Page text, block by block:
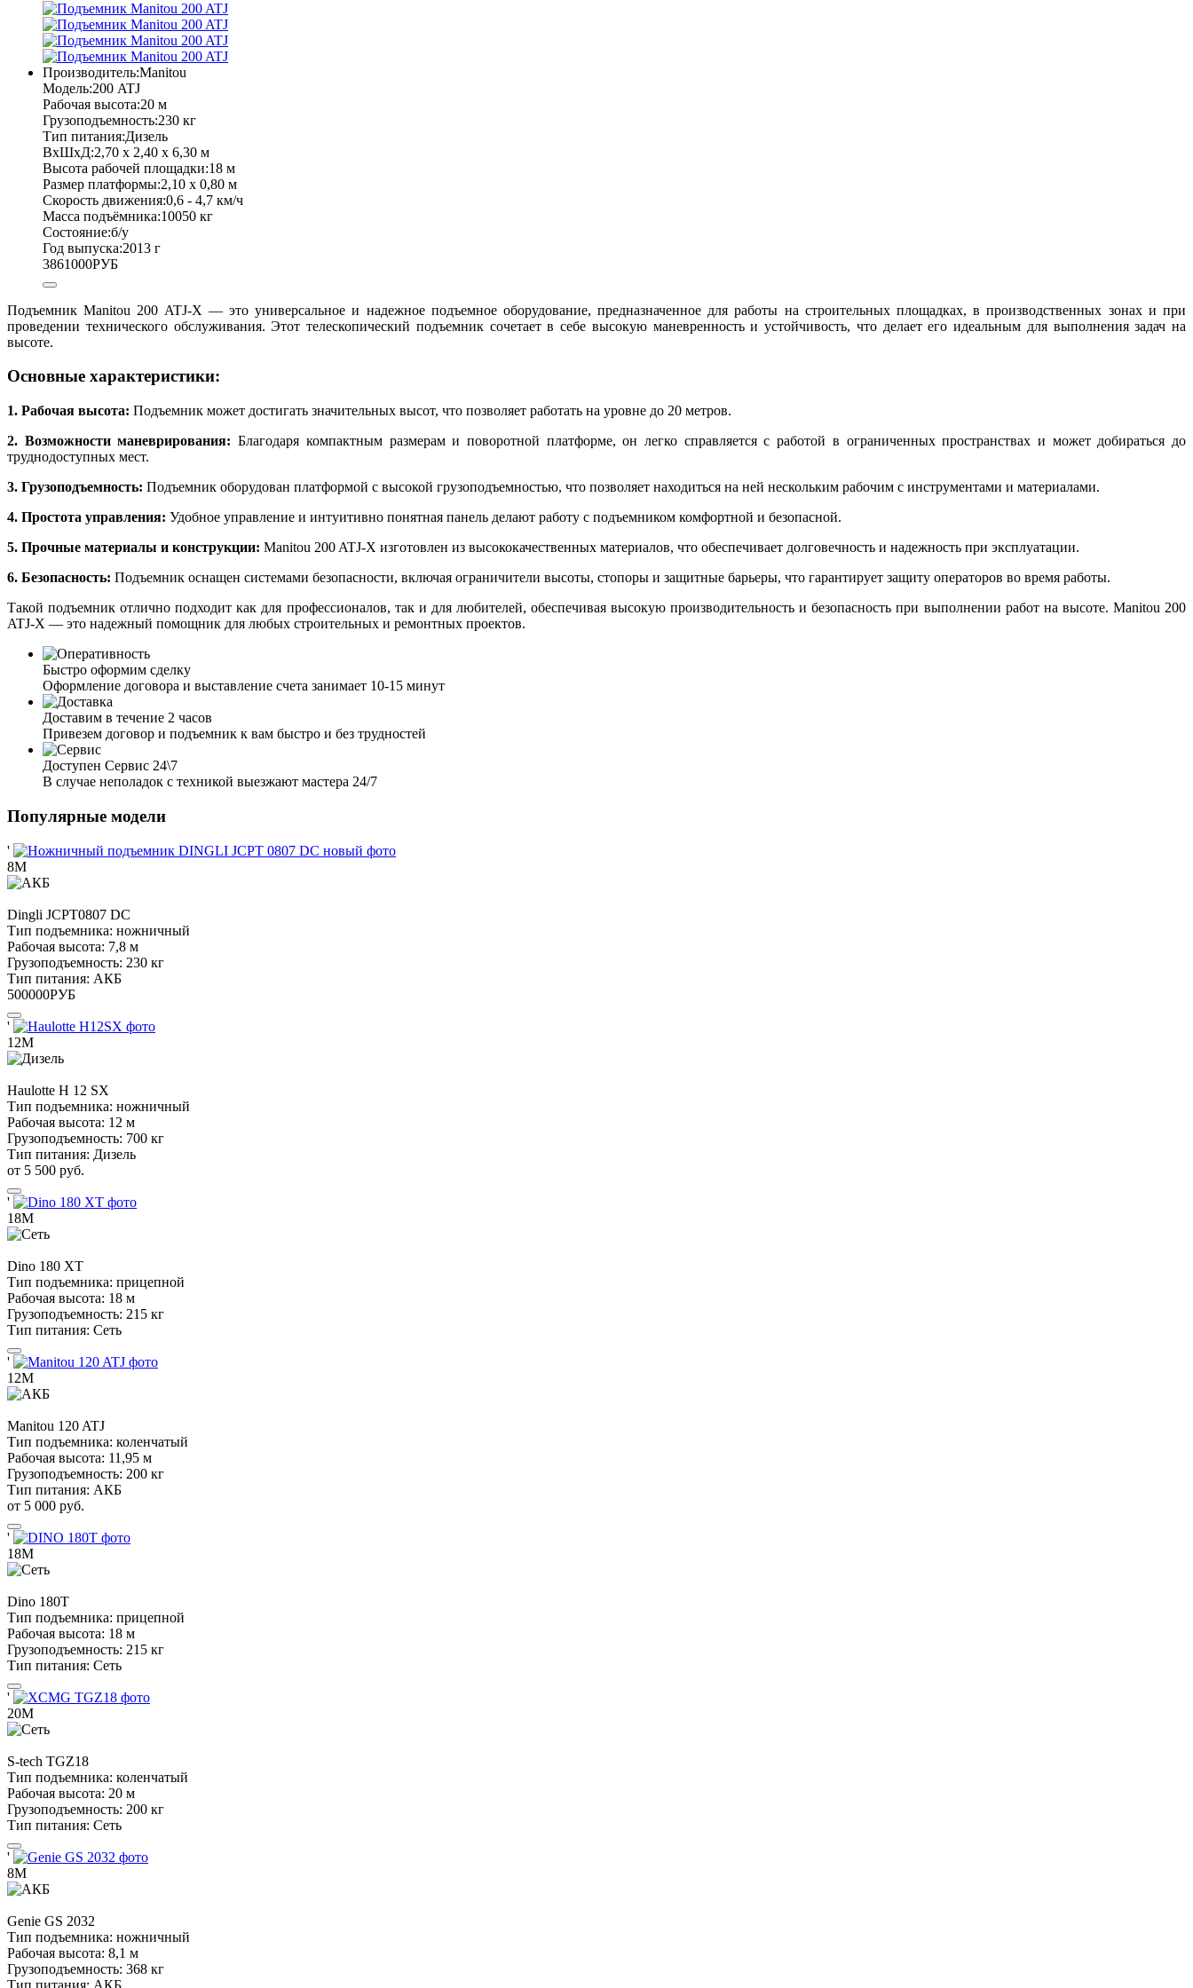
Производитель:Manitou
Модель:200 ATJ
Рабочая высота:20 м
Грузоподъемность:230 кг
Тип питания:Дизель
ВхШхД:2,70 х 2,40 х 6,30 м
Высота рабочей площадки:18 м
Размер платформы:2,10 х 0,80 м
Скорость движения:0,6 - 4,7 км/ч
Масса подъёмника:10050 кг
Состояние:б/у
Год выпуска:2013 г
3861000РУБ
Подъемник Manitou 200 ATJ-X — это универсальное и надежное подъемное оборудование, предназначенное для работы на строительных площадках, в производственных зонах и при
проведении технического обслуживания. Этот телескопический подъемник сочетает в себе высокую маневренность и устойчивость, что делает его идеальным для выполнения задач на
высоте.
Основные характеристики:
1. Рабочая высота: Подъемник может достигать значительных высот, что позволяет работать на уровне до 20 метров.
2. Возможности маневрирования: Благодаря компактным размерам и поворотной платформе, он легко справляется с работой в ограниченных пространствах и может добираться до
труднодоступных мест.
3. Грузоподъемность: Подъемник оборудован платформой с высокой грузоподъемностью, что позволяет находиться на ней нескольким рабочим с инструментами и материалами.
4. Простота управления: Удобное управление и интуитивно понятная панель делают работу с подъемником комфортной и безопасной.
5. Прочные материалы и конструкции: Manitou 200 ATJ-X изготовлен из высококачественных материалов, что обеспечивает долговечность и надежность при эксплуатации.
6. Безопасность: Подъемник оснащен системами безопасности, включая ограничители высоты, стопоры и защитные барьеры, что гарантирует защиту операторов во время работы.
Такой подъемник отлично подходит как для профессионалов, так и для любителей, обеспечивая высокую производительность и безопасность при выполнении работ на высоте. Manitou 200
ATJ-X — это надежный помощник для любых строительных и ремонтных проектов.
Быстро оформим сделку
Оформление договора и выставление счета занимает 10-15 минут
Доставим в течение 2 часов
Привезем договор и подъемник к вам быстро и без трудностей
Доступен Сервис 24\7
В случае неполадок с техникой выезжают мастера 24/7
Популярные модели
'
8М
Dingli JCPT0807 DC
Тип подъемника: ножничный
Рабочая высота: 7,8 м
Грузоподъемность: 230 кг
Тип питания: АКБ
500000РУБ
'
12М
Haulotte H 12 SX
Тип подъемника: ножничный
Рабочая высота: 12 м
Грузоподъемность: 700 кг
Тип питания: Дизель
от 5 500 руб.
'
18М
Dino 180 XT
Тип подъемника: прицепной
Рабочая высота: 18 м
Грузоподъемность: 215 кг
Тип питания: Сеть
'
12М
Manitou 120 ATJ
Тип подъемника: коленчатый
Рабочая высота: 11,95 м
Грузоподъемность: 200 кг
Тип питания: АКБ
от 5 000 руб.
'
18М
Dino 180T
Тип подъемника: прицепной
Рабочая высота: 18 м
Грузоподъемность: 215 кг
Тип питания: Сеть
'
20М
S-tech TGZ18
Тип подъемника: коленчатый
Рабочая высота: 20 м
Грузоподъемность: 200 кг
Тип питания: Сеть
'
8М
Genie GS 2032
Тип подъемника: ножничный
Рабочая высота: 8,1 м
Грузоподъемность: 368 кг
Тип питания: АКБ